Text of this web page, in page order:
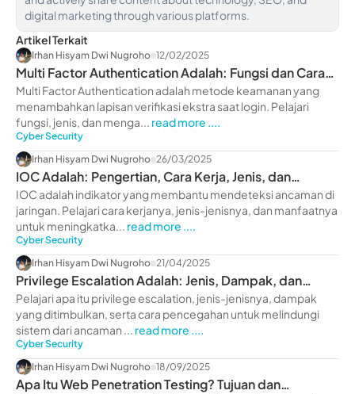
digital marketing through various platforms.
Artikel Terkait
Irhan Hisyam Dwi Nugroho 12/02/2025
Multi Factor Authentication Adalah: Fungsi dan Cara
Aktifkan
Multi Factor Authentication adalah metode keamanan yang
menambahkan lapisan verifikasi ekstra saat login. Pelajari
fungsi, jenis, dan menga... read more ....
Cyber Security
Irhan Hisyam Dwi Nugroho 26/03/2025
IOC Adalah: Pengertian, Cara Kerja, Jenis, dan
Manfaatnya
IOC adalah indikator yang membantu mendeteksi ancaman di
jaringan. Pelajari cara kerjanya, jenis-jenisnya, dan manfaatnya
untuk meningkatka... read more ....
Cyber Security
Irhan Hisyam Dwi Nugroho 21/04/2025
Privilege Escalation Adalah: Jenis, Dampak, dan
Pencegahan
Pelajari apa itu privilege escalation, jenis-jenisnya, dampak
yang ditimbulkan, serta cara pencegahan untuk melindungi
sistem dari ancaman ... read more ....
Cyber Security
Irhan Hisyam Dwi Nugroho 18/09/2025
Apa Itu Web Penetration Testing? Tujuan dan